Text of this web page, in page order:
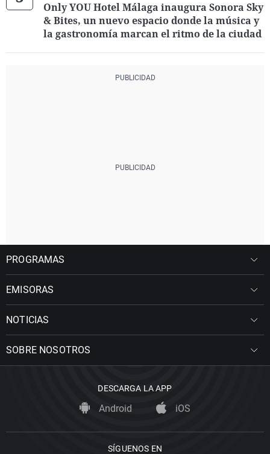
Only YOU Hotel Málaga inaugura Sonora Sky
& Bites, un nuevo espacio donde la música y
la gastronomía marcan el ritmo de la ciudad
PROGRAMAS
EMISORAS
NOTICIAS
SOBRE NOSOTROS
DESCARGA LA APP
Android iOS
SÍGUENOS EN